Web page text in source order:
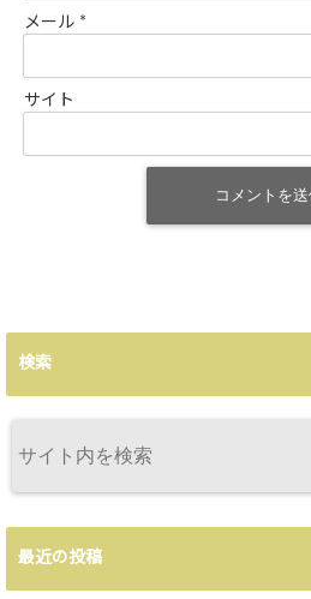
メール *
サイト
検索
最近の投稿